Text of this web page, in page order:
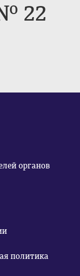
22
органов
политика